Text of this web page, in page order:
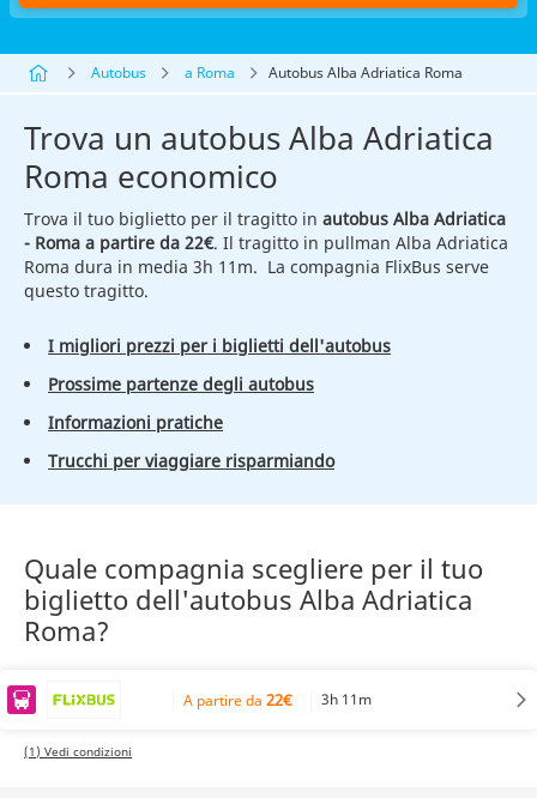
Autobus a Roma Autobus Alba Adriatica Roma
Trova un autobus Alba Adriatica
Roma economico
Trova il tuo biglietto per il tragitto in autobus Alba Adriatica
- Roma a partire da 22€. Il tragitto in pullman Alba Adriatica
Roma dura in media 3h 11m. La compagnia FlixBus serve
questo tragitto.
I migliori prezzi per i biglietti dell'autobus
Prossime partenze degli autobus
Informazioni pratiche
Trucchi per viaggiare risparmiando
Quale compagnia scegliere per il tuo
biglietto dell'autobus Alba Adriatica
Roma?
A partire da 22€ 3h 11m
(1) Vedi condizioni